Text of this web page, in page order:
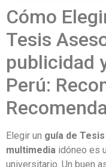
Cómo
Tesis
publicidad
Perú:
Elegir un guía de
multimedia idóneo es
universitario. Un buen